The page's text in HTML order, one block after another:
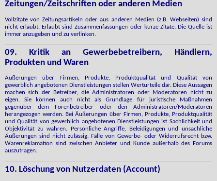
Zeitungen/Zeitschriften oder anderen Medien
Vollzitate von Zeitungsartikeln oder aus anderen Medien (z.B. Webseiten) sind
nicht erlaubt. Erlaubt sind Zusammenfassungen oder kurze Zitate. Die Quelle ist
immer anzugeben und zu verlinken.
09. Kritik an Gewerbebetreibern, Händlern,
Produkten und Waren
Äußerungen über Firmen, Produkte, Produktqualität und Qualität von
gewerblich angebotenen Dienstleistungen stellen Werturteile dar. Diese Aussagen
machen sich der Betreiber, die Administratoren oder Moderatoren nicht zu
eigen. Sie können auch nicht als Grundlage für juristische Maßnahmen
gegenüber dem Forenbetreiber oder den Administratoren/Moderatoren
herangezogen werden. Bei Äußerungen über Firmen, Produkte, Produktqualität
und Qualität von gewerblich angebotenen Dienstleistungen ist Sachlichkeit und
Objektivität zu wahren. Persönliche Angriffe, Beleidigungen und unsachliche
Äußerungen sind nicht zulässig. Fälle von Gewerbe- oder Widerrufsrecht bzw.
Warenreklamation sind zwischen Anbieter und Kunde außerhalb des Forums
auszutragen.
10. Löschung von Nutzerdaten (Account)